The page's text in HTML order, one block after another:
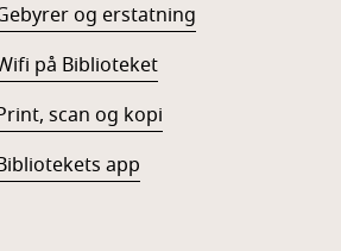
og erstatning
på Biblioteket
scan og kopi
app